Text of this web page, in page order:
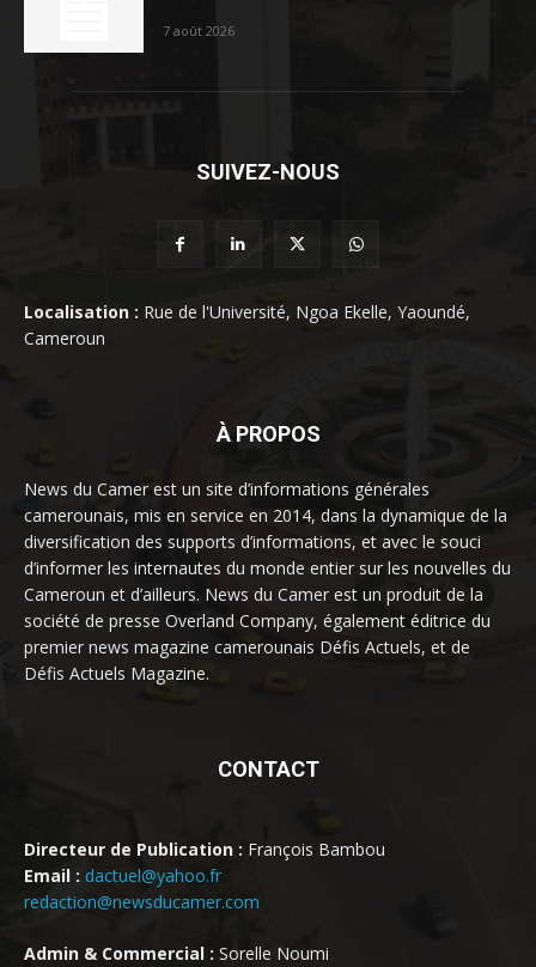
7 août 2026
SUIVEZ-NOUS
Localisation : Rue de l'Université, Ngoa Ekelle, Yaoundé,
Cameroun
À PROPOS
News du Camer est un site d’informations générales
camerounais, mis en service en 2014, dans la dynamique de la
diversification des supports d’informations, et avec le souci
d’informer les internautes du monde entier sur les nouvelles du
Cameroun et d’ailleurs. News du Camer est un produit de la
société de presse Overland Company, également éditrice du
premier news magazine camerounais Défis Actuels, et de
Défis Actuels Magazine.
CONTACT
Directeur de Publication : François Bambou
Email : dactuel@yahoo.fr
redaction@newsducamer.com
Admin & Commercial : Sorelle Noumi